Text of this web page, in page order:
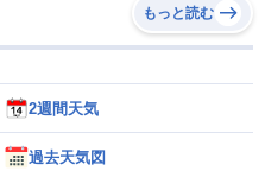
もっと読む
2週間天気
過去天気図